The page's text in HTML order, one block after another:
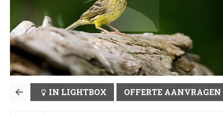
IN LIGHTBOX OFFERTE AANVRAGEN